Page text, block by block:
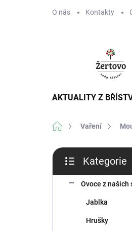
O nás Kontakty
AKTUALITY Z
Domů Vaření
P
s
kategorie
Kategorie
Ovoce z našich
Jablka
Hrušky